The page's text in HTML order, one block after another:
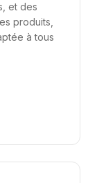
et des
produits,
à tous